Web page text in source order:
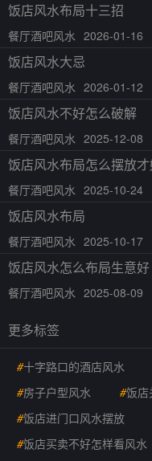
饭店风水布局十三招
餐厅酒吧风水 2026-01-16
饭店风水大忌
餐厅酒吧风水 2026-01-12
饭店风水不好怎么破解
餐厅酒吧风水 2025-12-08
饭店风水布局怎么摆放
餐厅酒吧风水 2025-10-24
饭店风水布局
餐厅酒吧风水 2025-10-17
饭店风水怎么布局生意好
餐厅酒吧风水 2025-08-09
更多标签
#十字路口的酒店风水
#房子户型风水 #饭店
#饭店进门口风水摆放
#饭店买卖不好怎样看风水